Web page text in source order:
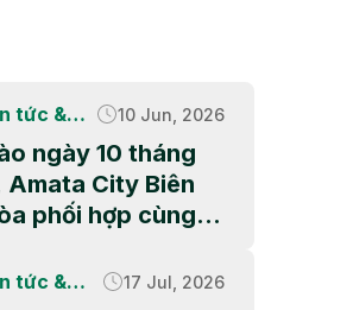
tức &
động
10 Jun, 2026
ngày 10 tháng
Amata City Biên
phối hợp cùng
nghiệp và Khu
tức &
17 Jul, 2026